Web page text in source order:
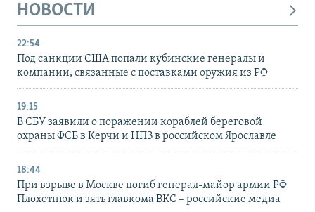
НОВОСТИ
22:54
Под санкции США попали кубинские генералы и
компании, связанные с поставками оружия из РФ
19:15
В СБУ заявили о поражении кораблей береговой
охраны ФСБ в Керчи и НПЗ в российском Ярославле
18:44
При взрыве в Москве погиб генерал-майор армии РФ
Плохотнюк и зять главкома ВКС – российские медиа